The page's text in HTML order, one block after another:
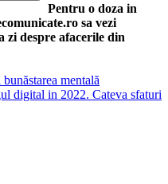
Pentru o doza in
sa vezi
zi despre afacerile din
mentală
digital in 2022. Cateva sfaturi